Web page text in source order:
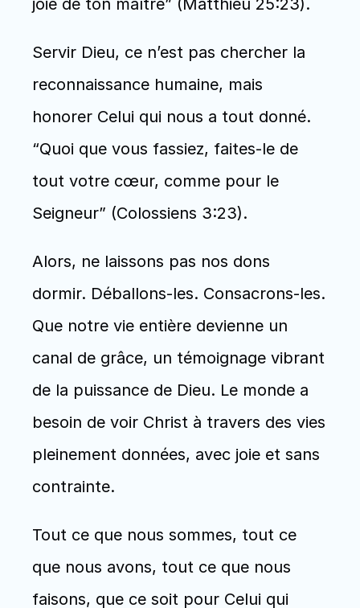
joie de ton maître” (Matthieu 25:23).
Servir Dieu, ce n’est pas chercher la
reconnaissance humaine, mais
honorer Celui qui nous a tout donné.
“Quoi que vous fassiez, faites-le de
tout votre cœur, comme pour le
Seigneur” (Colossiens 3:23).
Alors, ne laissons pas nos dons
dormir. Déballons-les. Consacrons-les.
Que notre vie entière devienne un
canal de grâce, un témoignage vibrant
de la puissance de Dieu. Le monde a
besoin de voir Christ à travers des vies
pleinement données, avec joie et sans
contrainte.
Tout ce que nous sommes, tout ce
que nous avons, tout ce que nous
faisons, que ce soit pour Celui qui